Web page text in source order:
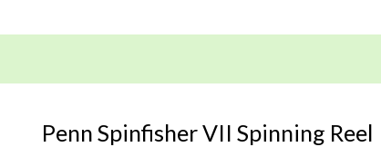
Penn Spinfisher VII Spinning Reel